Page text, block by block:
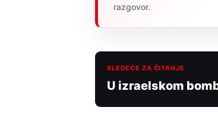
razgovor.
SLEDEĆE ZA ČITANJE
U izraelskom